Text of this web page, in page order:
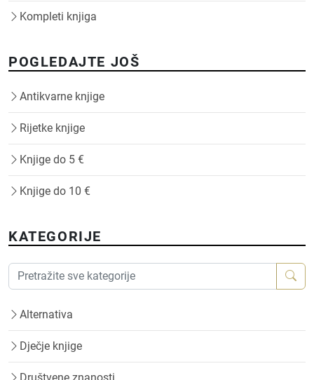
Kompleti knjiga
POGLEDAJTE JOŠ
Antikvarne knjige
Rijetke knjige
Knjige do 5 €
Knjige do 10 €
KATEGORIJE
Alternativa
Dječje knjige